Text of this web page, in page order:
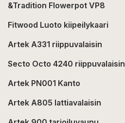
&Tradition Flowerpot VP8
Fitwood Luoto kiipeilykaari
Artek A331 riippuvalaisin
Secto Octo 4240 riippuvalaisin
Artek PN001 Kanto
Artek A805 lattiavalaisin